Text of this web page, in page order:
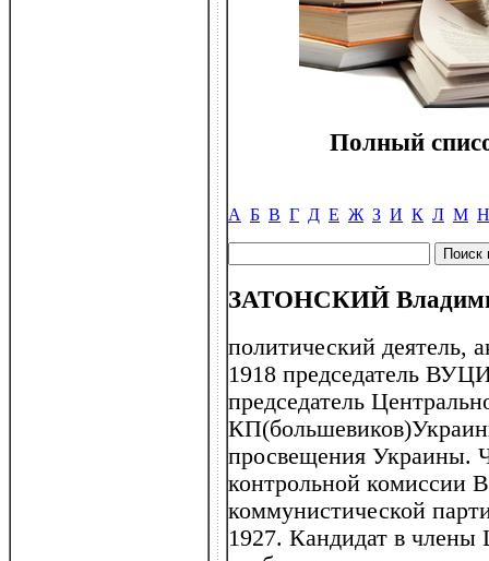
Полный
А Б В Г Д Е Ж З И К Л М Н
ЗАТОНСКИЙ
политический
1918 председатель
председатель
просвещения Украины.
контрольной комиссии
коммунистической
1927. Кандидат в члены